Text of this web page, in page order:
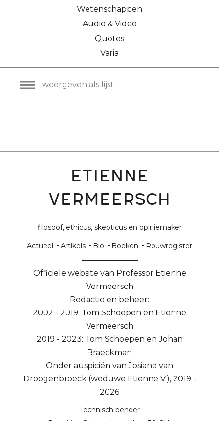
Wetenschappen
Audio & Video
Quotes
Varia
weergeven als lijst
Etienne
Vermeersch
filosoof, ethicus, skepticus en opiniemaker
Hoofdnavigatie
Actueel Artikels Bio Boeken Rouwregister
Officiële website van Professor Etienne
Vermeersch
Redactie en beheer:
2002 - 2019: Tom Schoepen en Etienne
Vermeersch
2019 - 2023: Tom Schoepen en Johan
Braeckman
Onder auspiciën van Josiane van
Droogenbroeck (weduwe Etienne V.), 2019 -
2026
Technisch beheer